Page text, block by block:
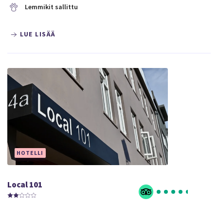
Lemmikit sallittu
LUE LISÄÄ
HOTELLI
Local 101